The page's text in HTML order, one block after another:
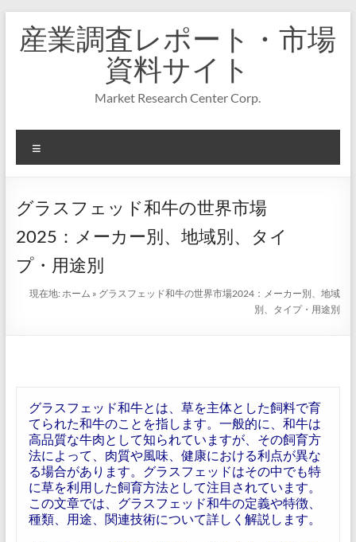
キ
プ
産業調査レポート・市場
資料サイト
Market Research Center Corp.
ニ
ー
グラスフェッド和牛の世界市場
2025：メーカー別、地域別、タイ
プ・用途別
現在地:ホーム » グラスフェッド和牛の世界市場2024：メーカー別、地域
別、タイプ・用途別
グラスフェッド和牛とは、草を主体とした飼料で育
てられた和牛のことを指します。一般的に、和牛は
高品質な牛肉として知られていますが、その飼育方
法によって、肉質や風味、健康における利点が異な
る場合があります。グラスフェッドはその中でも特
に草を利用した飼育方法として注目されています。
この文章では、グラスフェッド和牛の定義や特徴、
種類、用途、関連技術について詳しく解説します。